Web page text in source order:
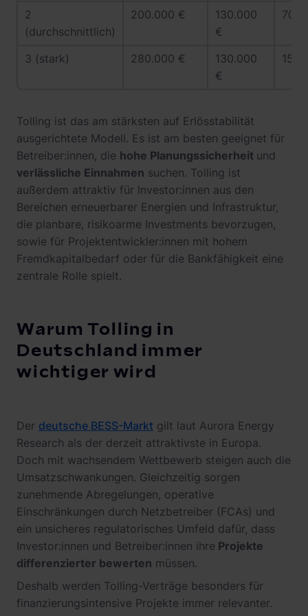
2
(durchschnittlich)
200.000 €
130.000
€
3 (stark) 280.000 €
130.000
€
Tolling ist das am stärksten auf Erlösstabilität
ausgerichtete Modell. Es ist am besten geeignet für
Betreiber:innen, die hohe Planungssicherheit und
verlässliche Einnahmen suchen. Tolling ist
außerdem attraktiv für Investor:innen aus den
Bereichen erneuerbarer Energien und Infrastruktur,
die planbare, risikoarme Investments bevorzugen,
sowie für Projektentwickler:innen mit hohem
Fremdkapitalbedarf oder für die Bankfähigkeit eine
zentrale Rolle spielt.
Warum Tolling in
Deutschland immer
wichtiger wird
Der deutsche BESS-Markt gilt laut Aurora Energy
Research als der derzeit attraktivste in Europa.
Doch mit wachsendem Wettbewerb steigen auch die
Umsatzschwankungen. Gleichzeitig sorgen
zunehmende Abregelungen, operative
Einschränkungen durch Netzbetreiber (FCAs) und
ein unsicheres regulatorisches Umfeld dafür, dass
Investor:innen und Betreiber:innen ihre Projekte
differenzierter bewerten müssen.
Deshalb werden Tolling-Verträge besonders für
finanzierungsintensive Projekte immer relevanter.